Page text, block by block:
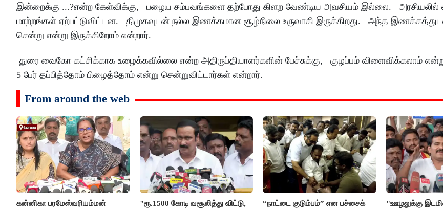
இன்றைக்கு ...?என்ற கேள்விக்கு, பழைய சம்பவங்களை தற்போது கிளற வேண்டிய அவசியம் இல்லை.
மாற்றங்கள் ஏற்பட்டுவிட்டன. திமுகவுடன் நல்ல இணக்கமான சூழ்நிலை உருவாகி இருக்கிறது. அந்த
சென்று என்று இருக்கிறோம் என்றார்.
துரை வைகோ கட்சிக்காக உழைக்கவில்லை என்ற அதிருப்தியாளர்களின் பேச்சுக்கு, குழப்பம் விளைவிக்கலாம்
5 பேர் தப்பித்தோம் பிழைத்தோம் என்று சென்றுவிட்டார்கள் என்றார்.
From around the web
கன்னிகா பரமேஸ்வரியம்மன்
"ரூ.1500 கோடி வசூலித்து விட்டு,
“நாட்டை குடும்பம்” என பச்சைக்
"ஊழலுக்கு